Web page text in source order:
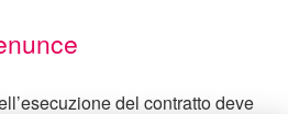
del contratto deve